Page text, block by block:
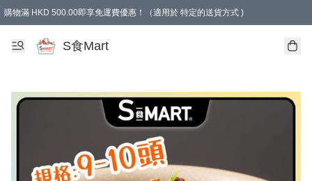
購物滿 HKD 500.00即享免運費優惠！（適用於 特定的送貨方式 )
S食Mart